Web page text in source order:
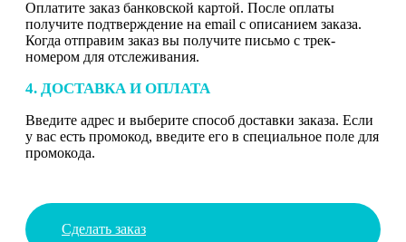
Оплатите заказ банковской картой. После оплаты
получите подтверждение на email с описанием заказа.
Когда отправим заказ вы получите письмо с трек-
номером для отслеживания.
4. ДОСТАВКА И ОПЛАТА
Введите адрес и выберите способ доставки заказа. Если
у вас есть промокод, введите его в специальное поле для
промокода.
Сделать заказ